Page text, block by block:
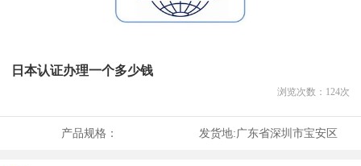
日本认证办理一个多少钱
浏览次数： 124次
产品规格： 发货地:广东省深圳市宝安区